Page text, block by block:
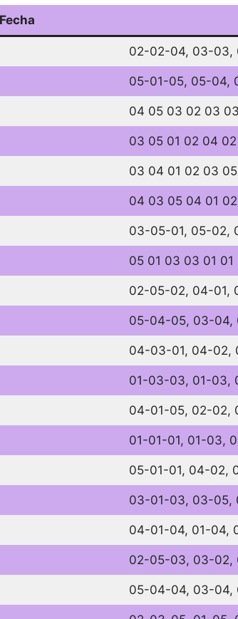
Fecha
02-02-04, 03-03,
05-01-05, 05-04,
04 05 03 02 03
03 05 01 02 04
03 04 01 02 03
04 03 05 04 01
03-05-01, 05-02,
05 01 03 03 01
02-05-02, 04-01,
05-04-05, 03-04,
04-03-01, 04-02,
01-03-03, 01-03,
04-01-05, 02-02,
01-01-01, 01-03,
05-01-01, 04-02,
03-01-03, 03-05,
04-01-04, 01-04,
02-05-03, 03-02,
05-04-04, 03-04,